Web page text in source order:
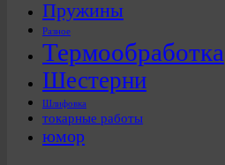
Пружины
Разное
Термообработка
Шестерни
Шлифовка
токарные работы
юмор